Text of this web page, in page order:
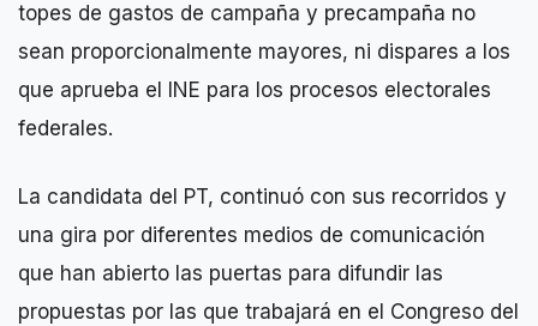
topes de gastos de campaña y precampaña no
sean proporcionalmente mayores, ni dispares a los
que aprueba el INE para los procesos electorales
federales.
La candidata del PT, continuó con sus recorridos y
una gira por diferentes medios de comunicación
que han abierto las puertas para difundir las
propuestas por las que trabajará en el Congreso del